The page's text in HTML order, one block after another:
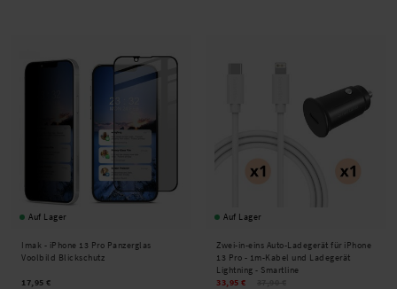
Auf Lager
Imak - iPhone 13 Pro Panzerglas
Voolbild Blickschutz
17,95 €
Auf Lager
Zwei-in-eins Auto-Ladegerät für iPhone
13 Pro - 1m-Kabel und Ladegerät
Lightning - Smartline
33,95 €